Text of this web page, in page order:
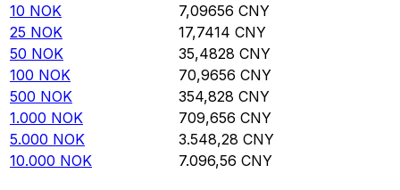
10 NOK 7,09656 CNY
25 NOK 17,7414 CNY
50 NOK 35,4828 CNY
100 NOK 70,9656 CNY
500 NOK 354,828 CNY
1.000 NOK 709,656 CNY
5.000 NOK 3.548,28 CNY
10.000 NOK 7.096,56 CNY